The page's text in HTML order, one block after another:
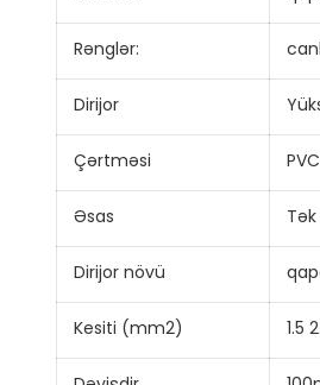
Rənglər:
Dirijor
Çərtməsi PVC
Əsas Tək
Dirijor növü
Kesiti (mm2) 1.5